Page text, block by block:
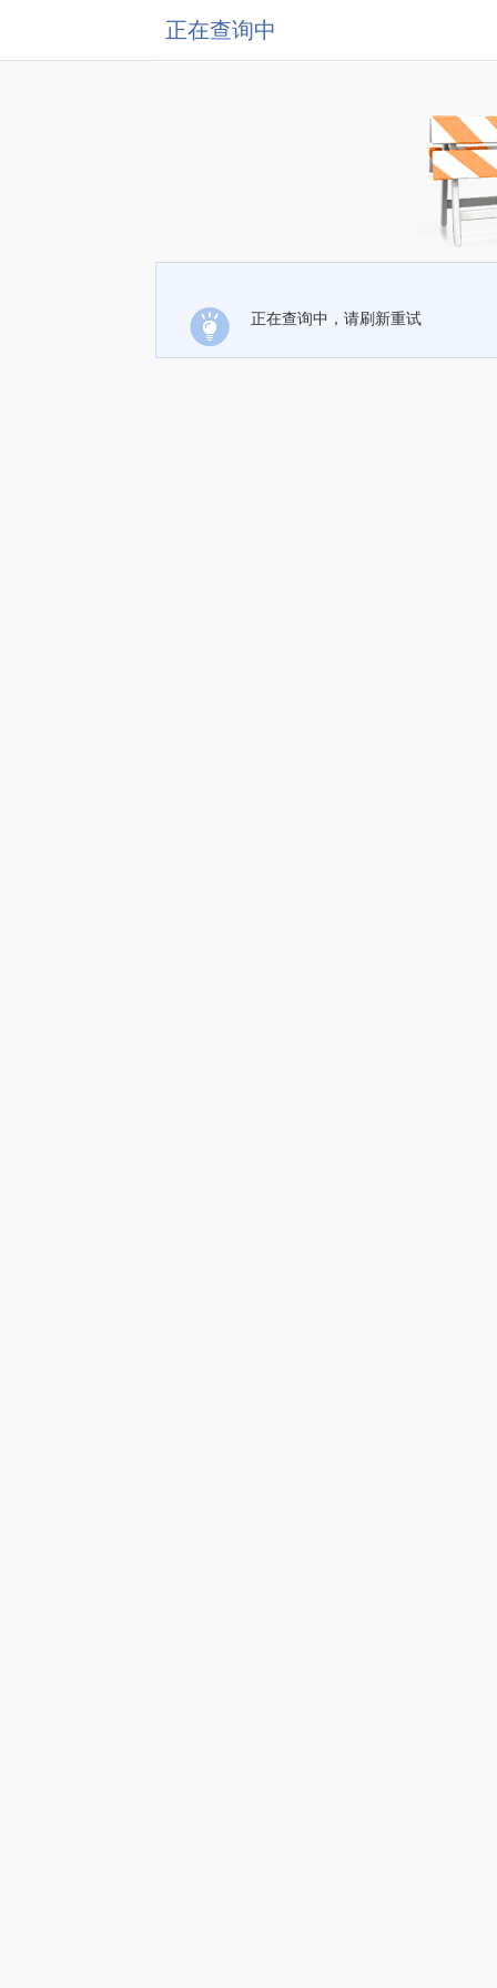
正在查询中
正在查询中，请刷新重试